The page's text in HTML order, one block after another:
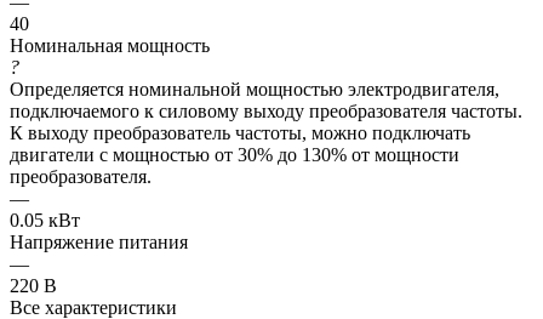
40
Номинальная мощность
?
Определяется номинальной мощностью электродвигателя,
подключаемого к силовому выходу преобразователя частоты.
К выходу преобразователь частоты, можно подключать
двигатели с мощностью от 30% до 130% от мощности
преобразователя.
—
0.05 кВт
Напряжение питания
—
220 В
Все характеристики